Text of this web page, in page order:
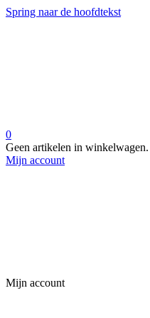
Spring naar de hoofdtekst
0
Geen artikelen in winkelwagen.
Mijn account
Mijn account